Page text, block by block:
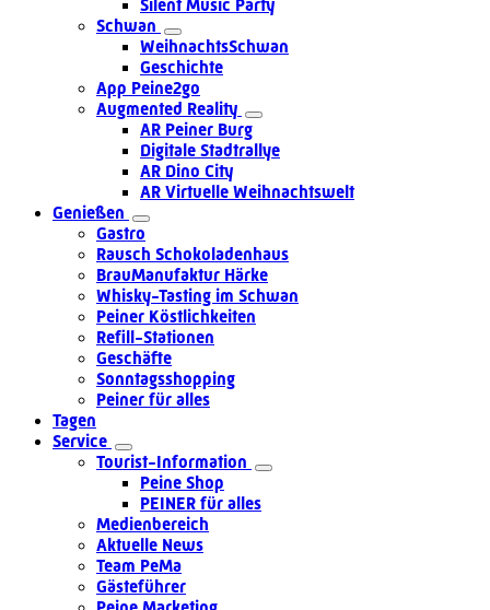
Silent Music Party
Schwan
WeihnachtsSchwan
Geschichte
App Peine2go
Augmented Reality
AR Peiner Burg
Digitale Stadtrallye
AR Dino City
AR Virtuelle Weihnachtswelt
Genießen
Gastro
Rausch Schokoladenhaus
BrauManufaktur Härke
Whisky-Tasting im Schwan
Peiner Köstlichkeiten
Refill-Stationen
Geschäfte
Sonntagsshopping
Peiner für alles
Tagen
Service
Tourist-Information
Peine Shop
PEINER für alles
Medienbereich
Aktuelle News
Team PeMa
Gästeführer